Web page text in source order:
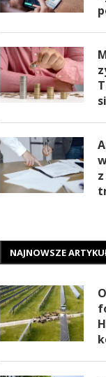
NAJNOWSZE